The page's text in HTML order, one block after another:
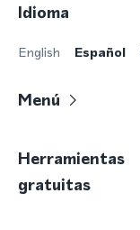
Idioma
English Español
Menú
Herramientas
gratuitas